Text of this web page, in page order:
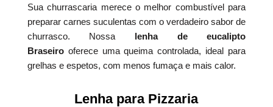
Sua churrascaria merece o melhor combustível para
preparar carnes suculentas com o verdadeiro sabor de
churrasco. Nossa lenha de eucalipto
Braseirooferece uma queima controlada, ideal para
grelhas e espetos, com menos fumaça e mais calor.
Lenha para Pizzaria